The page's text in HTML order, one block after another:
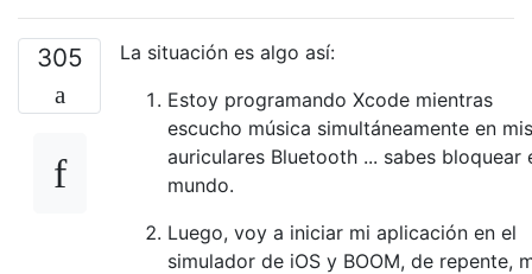
305
La situación es algo así:
Estoy programando Xcode mientras
escucho música simultáneamente en mis
auriculares Bluetooth ... sabes bloquear
mundo.
Luego, voy a iniciar mi aplicación en el
simulador de iOS y BOOM, de repente,